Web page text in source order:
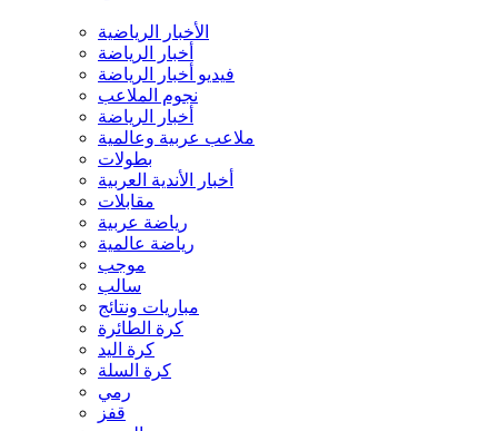
الأخبار الرياضية
أخبار الرياضة
فيديو أخبار الرياضة
نجوم الملاعب
أخبار الرياضة
ملاعب عربية وعالمية
بطولات
أخبار الأندية العربية
مقابلات
رياضة عربية
رياضة عالمية
موجب
سالب
مباريات ونتائج
كرة الطائرة
كرة اليد
كرة السلة
رمي
قفز